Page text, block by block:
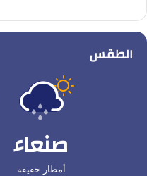
الطقس
صنعاء
أمطار خفيفة